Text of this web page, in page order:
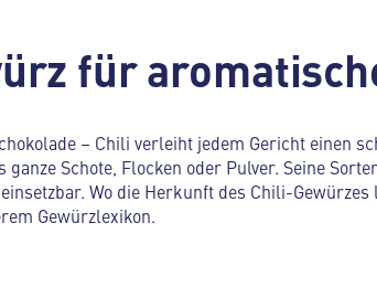
für
– Chili verleiht jedem Gericht einen
Schote, Flocken oder Pulver. Seine
Wo die Herkunft des Chili-
Gewürzlexikon.